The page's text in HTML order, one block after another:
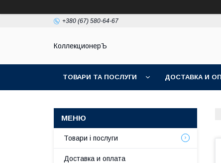
+380 (67) 580-64-67
КоллекционерЪ
ТОВАРИ ТА ПОСЛУГИ ДОСТАВКА И
Товари і послуги
Доставка и оплата